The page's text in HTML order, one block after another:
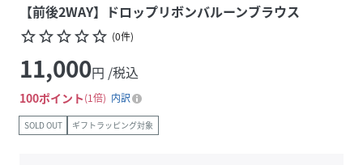
【前後2WAY】ドロップリボンバルーンブラウス
star_borderstar_borderstar_borderstar_borderstar_border (0件)
11,000円 /税込
100ポイント 1倍 内訳
SOLD OUT ギフトラッピング対象